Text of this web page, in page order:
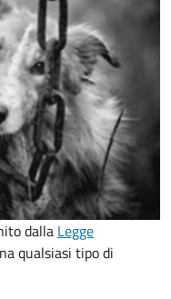
dalla Legge
qualsiasi tipo di